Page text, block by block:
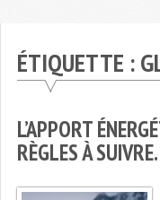
ÉTIQUETTE :
L’APPORT
RÈGLES À SUIVRE.